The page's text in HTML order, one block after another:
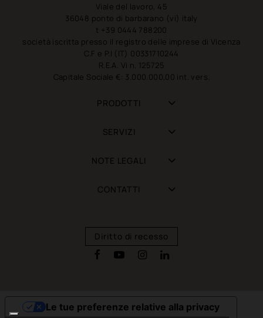
Viale del lavoro, 45
36048 ponte di barbarano (vi) italy
t +39 0444 788200
società iscritta presso il registro delle imprese di Vicenza
C.F e P.I (IT) 00331710244
R.E.A. Vi n. 125725
Capitale Sociale €: 3.000.000,00 int. vers.
PRODOTTI
SERVIZI
NOTE LEGALI
CONTATTI
Diritto di recesso
Le tue preferenze relative alla privacy